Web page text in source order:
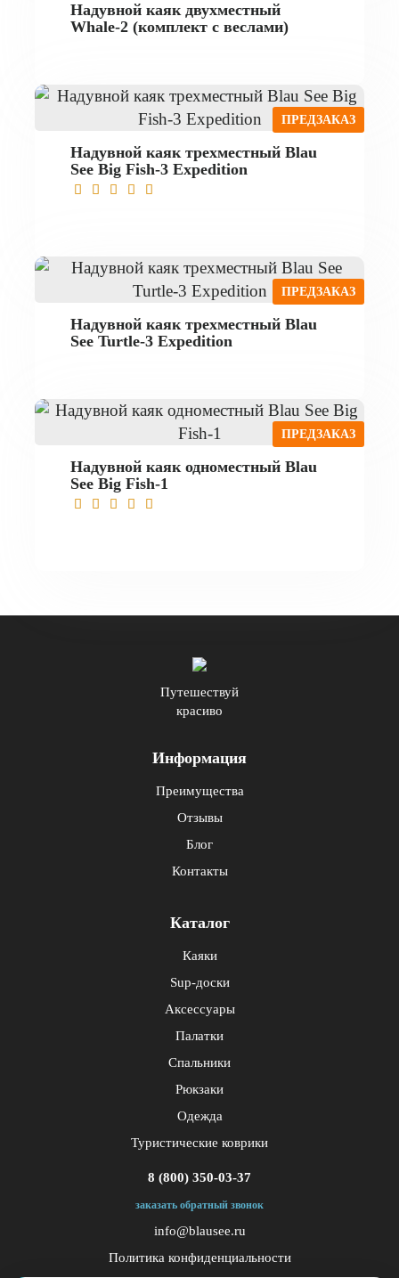
Надувной каяк двухместный
Whale-2 (комплект с веслами)
ПРЕДЗАКАЗ
Надувной каяк трехместный Blau
See Big Fish-3 Expedition
ПРЕДЗАКАЗ
Надувной каяк трехместный Blau
See Turtle-3 Expedition
ПРЕДЗАКАЗ
Надувной каяк одноместный Blau
See Big Fish-1
Путешествуй
красиво
Информация
Преимущества
Отзывы
Блог
Контакты
Каталог
Каяки
Sup-доски
Аксессуары
Палатки
Спальники
Рюкзаки
Одежда
Туристические коврики
8 (800) 350-03-37
заказать обратный звонок
info@blausee.ru
Политика конфиденциальности